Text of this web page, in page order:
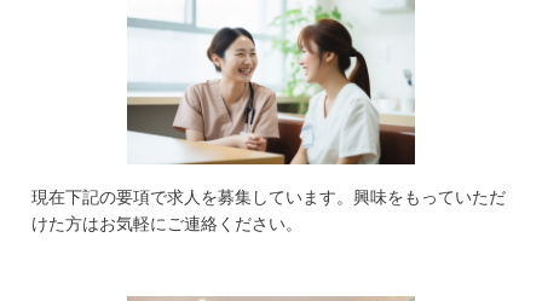
現在下記の要項で求人を募集しています。興味をもっていただ
けた方はお気軽にご連絡ください。